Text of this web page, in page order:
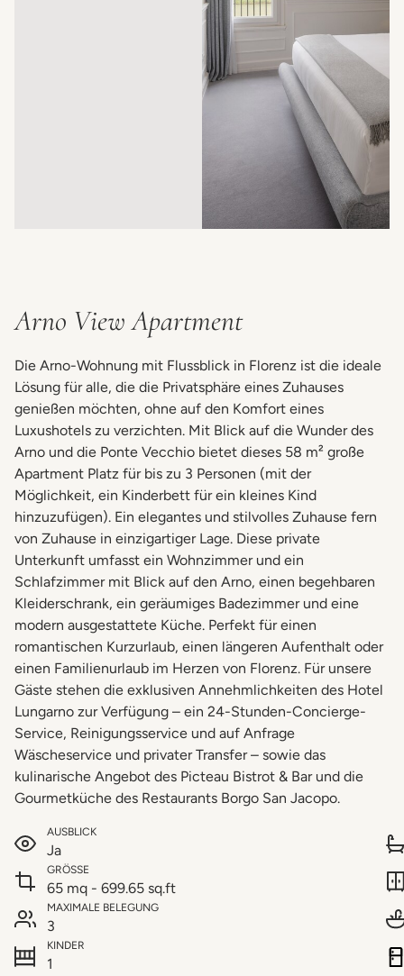
Arno View Apartment
Die Arno-Wohnung mit Flussblick in Florenz ist die ideale
Lösung für alle, die die Privatsphäre eines Zuhauses
genießen möchten, ohne auf den Komfort eines
Luxushotels zu verzichten. Mit Blick auf die Wunder des
Arno und die Ponte Vecchio bietet dieses 58 m² große
Apartment Platz für bis zu 3 Personen (mit der
Möglichkeit, ein Kinderbett für ein kleines Kind
hinzuzufügen). Ein elegantes und stilvolles Zuhause fern
von Zuhause in einzigartiger Lage. Diese private
Unterkunft umfasst ein Wohnzimmer und ein
Schlafzimmer mit Blick auf den Arno, einen begehbaren
Kleiderschrank, ein geräumiges Badezimmer und eine
modern ausgestattete Küche. Perfekt für einen
romantischen Kurzurlaub, einen längeren Aufenthalt oder
einen Familienurlaub im Herzen von Florenz. Für unsere
Gäste stehen die exklusiven Annehmlichkeiten des Hotel
Lungarno zur Verfügung – ein 24-Stunden-Concierge-
Service, Reinigungsservice und auf Anfrage
Wäscheservice und privater Transfer – sowie das
kulinarische Angebot des Picteau Bistrot & Bar und die
Gourmetküche des Restaurants Borgo San Jacopo.
AUSBLICK
Ja
GRÖSSE
65 mq - 699.65 sq.ft
MAXIMALE BELEGUNG
3
KINDER
1